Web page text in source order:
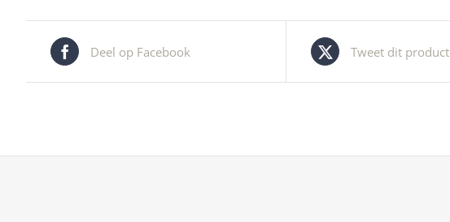
Deel op Facebook Tweet dit product